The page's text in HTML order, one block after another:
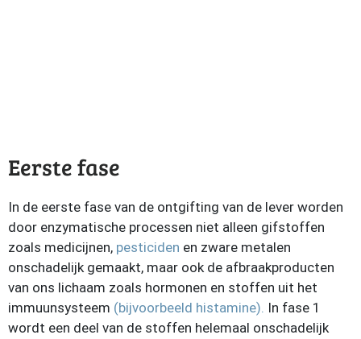
Eerste fase
In de eerste fase van de ontgifting van de lever worden
door enzymatische processen niet alleen gifstoffen
zoals medicijnen, pesticiden en zware metalen
onschadelijk gemaakt, maar ook de afbraakproducten
van ons lichaam zoals hormonen en stoffen uit het
immuunsysteem (bijvoorbeeld histamine). In fase 1
wordt een deel van de stoffen helemaal onschadelijk